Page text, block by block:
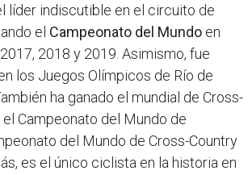
líder indiscutible en el circuito de
el Campeonato del Mundo en
2018 y 2019. Asimismo, fue
los Juegos Olímpicos de Río de
ha ganado el mundial de Cross-
Campeonato del Mundo de
del Mundo de Cross-Country
es el único ciclista en la historia en